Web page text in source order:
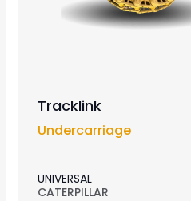
Tracklink
Undercarriage
UNIVERSAL
CATERPILLAR